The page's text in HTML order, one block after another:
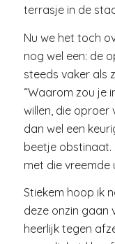
terrasje in de
Nu we het toch
nog wel een: de
steeds vaker als
“Waarom zou je
willen, die oproer
dan wel een
beetje obstinaat.
met die vreemde
Stiekem hoop ik
deze onzin gaan
heerlijk tegen